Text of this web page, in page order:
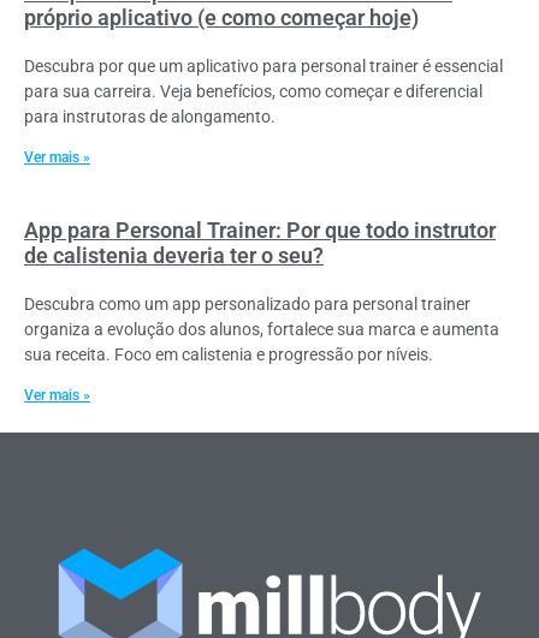
próprio aplicativo (e como começar hoje)
Descubra por que um aplicativo para personal trainer é essencial
para sua carreira. Veja benefícios, como começar e diferencial
para instrutoras de alongamento.
Ver mais »
App para Personal Trainer: Por que todo instrutor
de calistenia deveria ter o seu?
Descubra como um app personalizado para personal trainer
organiza a evolução dos alunos, fortalece sua marca e aumenta
sua receita. Foco em calistenia e progressão por níveis.
Ver mais »